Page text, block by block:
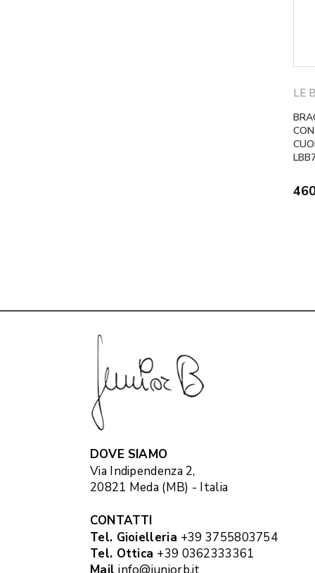
LE
DOVE SIAMO
Via Indipendenza 2,
20821 Meda (MB) - Italia
CONTATTI
Tel. Gioielleria +39 3755803754
Tel. Ottica +39 0362333361